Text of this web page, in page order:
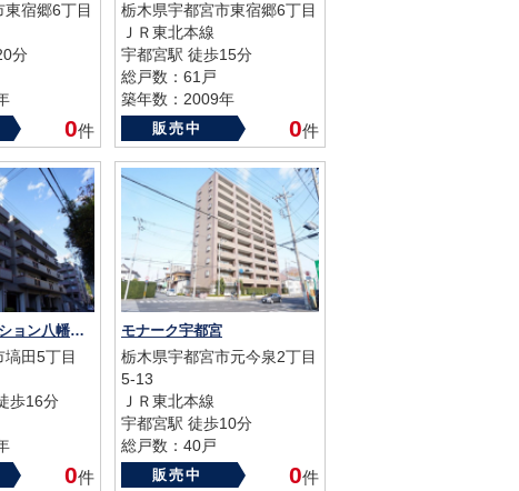
宿郷6丁目
分
0件
栃木県宇都宮市東宿郷6丁目
ＪＲ東北本線
宇都宮駅 徒歩15分
総戸数：61戸
築年数：2009年
販売中 0件
ライオンズマンション八幡山公園
田5丁目
歩16分
0件
モナーク宇都宮
栃木県宇都宮市元今泉2丁目
5-13
ＪＲ東北本線
宇都宮駅 徒歩10分
総戸数：40戸
築年数：2005年
販売中 0件